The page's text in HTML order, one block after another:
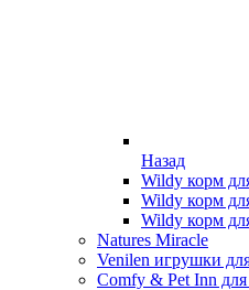
Назад
Wildy корм
Wildy корм
Wildy корм
Natures Miracle
Venilen игрушки
Comfy & Pet Inn